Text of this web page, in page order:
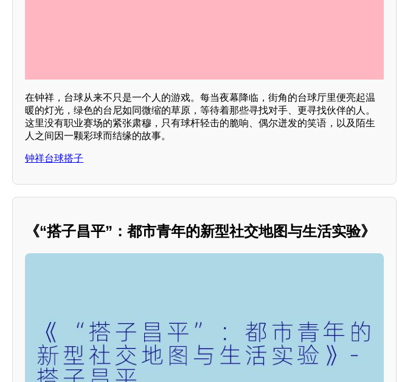
在钟祥，台球从来不只是一个人的游戏。每当夜幕降临，街角的台球厅里便亮起温
暖的灯光，绿色的台尼如同微缩的草原，等待着那些寻找对手、更寻找伙伴的人。
这里没有职业赛场的紧张肃穆，只有球杆轻击的脆响、偶尔迸发的笑语，以及陌生
人之间因一颗彩球而结缘的故事。
钟祥台球搭子
《“搭子昌平”：都市青年的新型社交地图与生活实验》